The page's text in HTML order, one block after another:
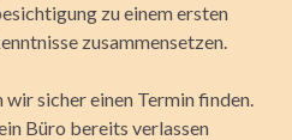
zu einem ersten
zusammensetzen.
sicher einen Termin finden.
Büro bereits verlassen